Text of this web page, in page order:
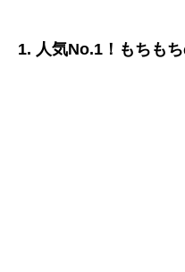
1. 人気No.1！もちも